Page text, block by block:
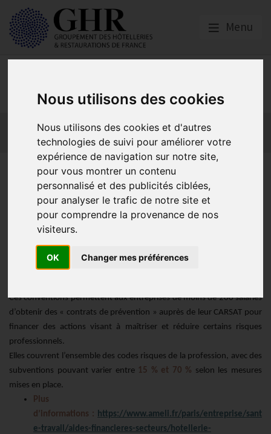
Nous utilisons des cookies
Nous utilisons des cookies et d'autres
technologies de suivi pour améliorer votre
expérience de navigation sur notre site,
pour vous montrer un contenu
personnalisé et des publicités ciblées,
pour analyser le trafic de notre site et
pour comprendre la provenance de nos
visiteurs.
OK Changer mes préférences
Menu
Handicap
Actualité 2026 Nos Métiers
Offres d’Emploi
Formation
Mission Handicap
Les subventions HCR pour la
prévention des risques pro
Actualité 2026
21/11/2024
Ces conventions permettent aux entreprises de moins de 200 salariés
d’obtenir des « contrats de prévention » auprès de leur CARSAT pour
financer des actions visant à maîtriser et réduire certains risques
professionnels.
Elles couvrent l’ensemble des codes risques de la profession, avec des
subventions pouvant varier entre 15 % et 70 % selon les mesures
mises en place.
Plus
d’informations : https://www.ameli.fr/paris/entreprise/sant
e-travail/aides-financieres-secteurs/hotellerie-